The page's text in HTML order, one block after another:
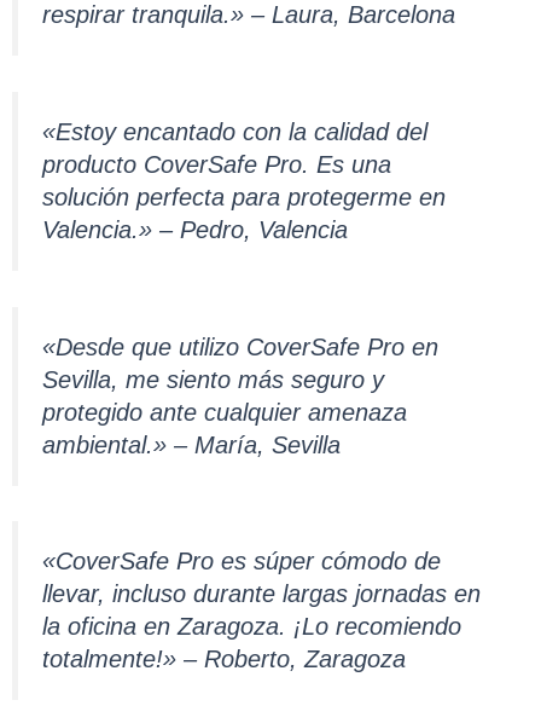
respirar tranquila.» – Laura, Barcelona
«Estoy encantado con la calidad del
producto CoverSafe Pro. Es una
solución perfecta para protegerme en
Valencia.» – Pedro, Valencia
«Desde que utilizo CoverSafe Pro en
Sevilla, me siento más seguro y
protegido ante cualquier amenaza
ambiental.» – María, Sevilla
«CoverSafe Pro es súper cómodo de
llevar, incluso durante largas jornadas en
la oficina en Zaragoza. ¡Lo recomiendo
totalmente!» – Roberto, Zaragoza